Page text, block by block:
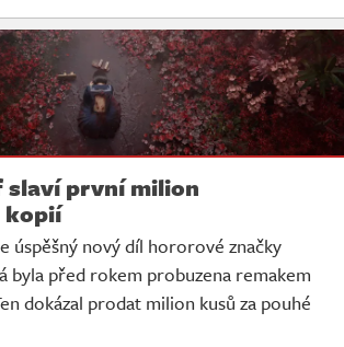
slaví první milion
kopií
úspěšný nový díl hororové značky
byla před rokem probuzena remakem
dokázal prodat milion kusů za pouhé